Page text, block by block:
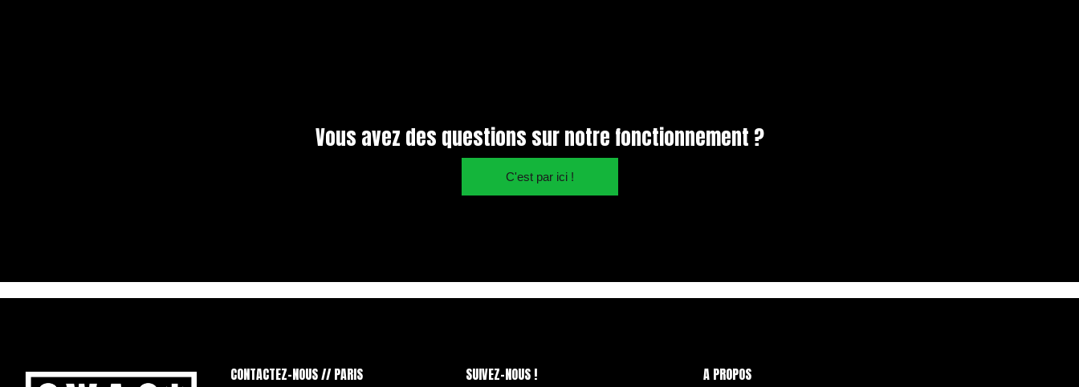
Vous avez des questions sur notre fonctionnement ?
C'est par ici !
CONTACTEZ-NOUS // PARIS SUIVEZ-NOUS ! A PROPOS